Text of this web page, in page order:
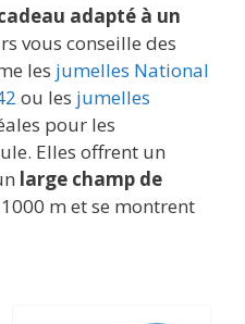
adapté à un
vous conseille des
les jumelles National
ou les jumelles
pour les
Elles offrent un
large champ de
m et se montrent